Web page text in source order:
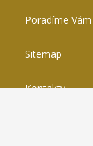
Poradíme Vám
Sitemap
Kontakty